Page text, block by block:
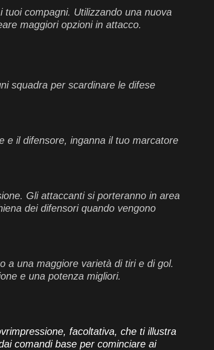
compagni. Utilizzando una nuova
maggiori opzioni in attacco.
squadra per scardinare le difese
e il difensore, inganna il tuo marcatore
Gli attaccanti si porteranno in area
dei difensori quando vengono
a una maggiore varietà di tiri e di gol.
e una potenza migliori.
facoltativa, che ti illustra
comandi base per cominciare ai